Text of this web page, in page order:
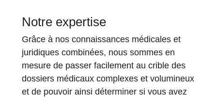
Notre expertise
Grâce à nos connaissances médicales et
juridiques combinées, nous sommes en
mesure de passer facilement au crible des
dossiers médicaux complexes et volumineux
et de pouvoir ainsi déterminer si vous avez